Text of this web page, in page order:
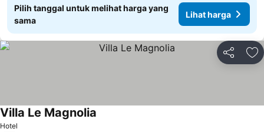
Pilih tanggal untuk melihat harga yang
sama
Lihat harga
Bagikan
Hotel
Villa Le Magnolia